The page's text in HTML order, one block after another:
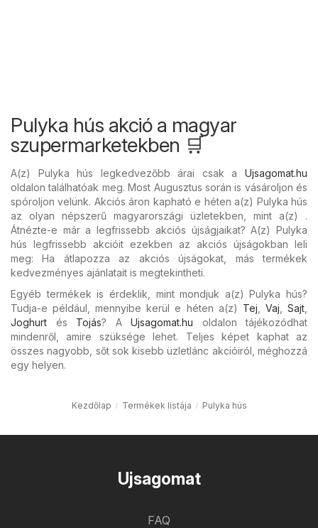
Pulyka hús akció a magyar
szupermarketekben 🛒
A(z) Pulyka hús legkedvezőbb árai csak a Ujsagomat.hu
oldalon találhatóak meg. Most Augusztus során is vásároljon és
spóroljon velünk. Akciós áron kapható e héten a(z) Pulyka hús
az olyan népszerű magyarországi üzletekben, mint a(z) .
Átnézte-e már a legfrissebb akciós újságjaikat? A(z) Pulyka
hús legfrissebb akcióit ezekben az akciós újságokban leli
meg: Ha átlapozza az akciós újságokat, más termékek
kedvezményes ajánlatait is megtekintheti.
Egyéb termékek is érdeklik, mint mondjuk a(z) Pulyka hús?
Tudja-e például, mennyibe kerül e héten a(z) Tej Vaj ,Sajt
Joghurt és Tojás? A Ujsagomat.hu oldalon tájékozódhat
mindenről, amire szüksége lehet. Teljes képet kaphat az
összes nagyobb, sőt sok kisebb üzletlánc akcióiról, méghozzá
egy helyen.
Kezdőlap Termékek listája Pulyka hús
Ujsagomat
FAQ